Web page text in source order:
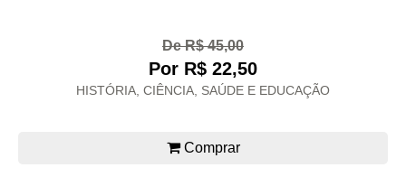
De R$ 45,00
Por R$ 22,50
HISTÓRIA, CIÊNCIA, SAÚDE E EDUCAÇÃO
Comprar